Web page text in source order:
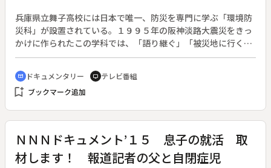
兵庫県立舞子高校には日本で唯一、防災を専門に学ぶ「環境防
災科」が設置されている。１９９５年の阪神淡路大震災をきっ
かけに作られたこの学科では、「語り継ぐ」「被災地に行く」
「地域で動く」をテーマに、特色ある学びを行っている。番組
では、専門授業やボランティア活動の様子のほか、教師や卒業
生へのインタビュー、東日本大震災の被災地との交流で現地を
訪れたときの模様も紹介。阪神淡路大震災から２０年が経ち、
戸惑いながらも様々なことを学び取っていく姿を描く。
cinematic_blur ドキュメンタリー tv テレビ番組
bookmark_add ブックマーク追加
ＮＮＮドキュメント’１５ 息子の就活 取
材します！ 報道記者の父と自閉症児